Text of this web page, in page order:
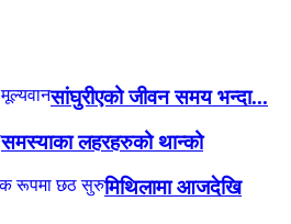
सांघुरीएको जीवन समय भन्दा...
समस्याका लहरहरुको थान्को
मिथिलामा आजदेखि